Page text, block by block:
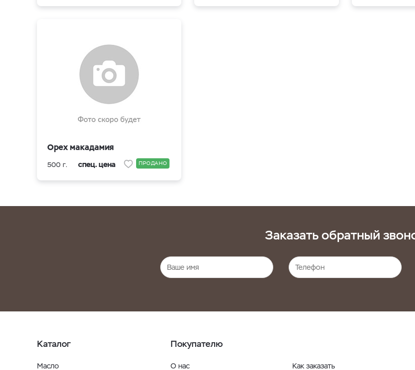
Орех макадамия
500 г. спец. цена ПРОДАНО
Заказать обратный
Каталог
Масло
Покупателю
О нас Как заказать